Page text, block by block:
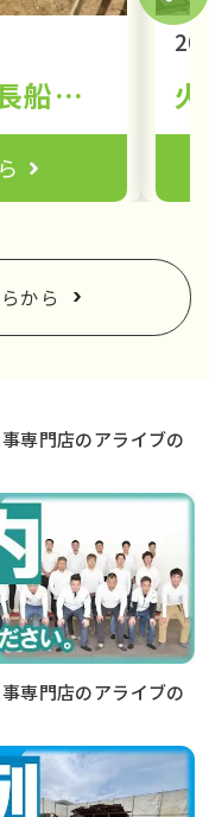
岡山県瀬戸内市長船町福岡地内 解体工事
から
専門店のアライブの
専門店のアライブの